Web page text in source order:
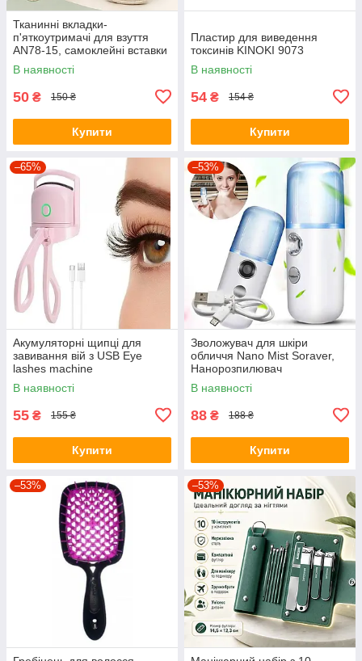
Тканинні вкладки-
п'яткоутримачі для взуття
AN78-15, самоклейні вставки
від натирання та мозолів, для
зменшення розміру взуття
В наявності
50 ₴ 150 ₴
Купити
Пластир для виведення
токсинів KINOKI 9073
В наявності
54 ₴ 154 ₴
Купити
–65%
Акумуляторні щипці для
завивання вій з USB Eye
lashes machine
В наявності
55 ₴ 155 ₴
Купити
–53%
Зволожувач для шкіри
обличчя Nano Mist Soraver,
Нанорозпилювач
В наявності
88 ₴ 188 ₴
Купити
–53% –53%